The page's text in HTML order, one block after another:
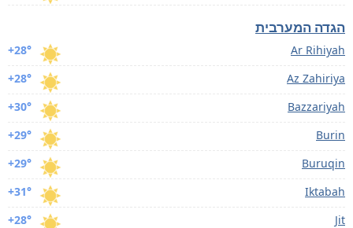
הגדה המערבית
+28°
Ar Rihiyah
+28°
Az Zahiriya
+30°
Bazzariyah
+29°
Burin
+29°
Buruqin
+31°
Iktabah
+28°
Jit